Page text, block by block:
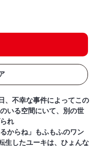
、不幸な事件によってこの
いる空間にいて、別の世
れ
からね」もふもふのワン
生したユーキは、ひょんな